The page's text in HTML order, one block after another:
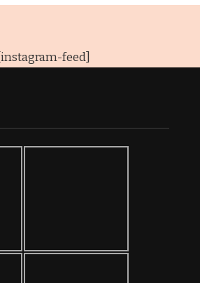
[instagram-feed]